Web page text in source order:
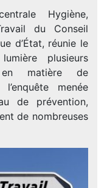
Hygiène,
du Conseil
d’État, réunie le
plusieurs
en matière de
menée
de prévention,
de nombreuses